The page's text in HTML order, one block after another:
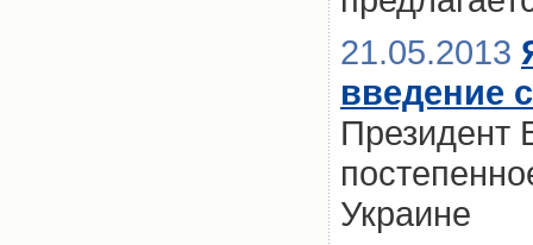
21.05.2013
введение
Президент
Украине